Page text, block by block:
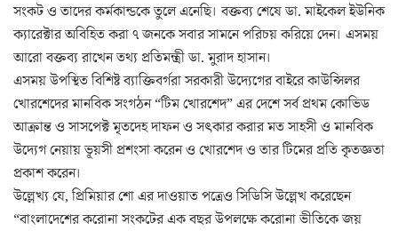
সংকট ও তাদের কর্মকান্ডকে তুলে এনেছি। বক্তব্য শেষে ডা. মাইকেল ইউনিক
ক্যারেক্টার অবিহিত করা ৭ জনকে সবার সামনে পরিচয় করিয়ে দেন। এসময়
আরো বক্তব্য রাখেন তথ্য প্রতিমন্ত্রী ডা. মুরাদ হাসান।
এসময় উপস্থিত বিশিষ্ট ব্যাক্তিবর্গরা সরকারী উদ্যেগের বাইরে কাউন্সিলর
খোরশেদের মানবিক সংগঠন “টিম খোরশেদ” এর দেশে সর্ব প্রথম কোভিড
আক্রান্ত ও সাসপেক্ট মৃতদেহ দাফন ও সৎকার করার মত সাহসী ও মানবিক
উদ্যেগ নেয়ায় ভূয়সী প্রশংসা করেন ও খোরশেদ ও তার টিমের প্রতি কৃতজ্ঞতা
প্রকাশ করেন।
উল্লেখ্য যে, প্রিমিয়ার শো এর দাওয়াত পত্রেও সিডিসি উল্লেখ করেছেন
“বাংলাদেশের করোনা সংকটের এক বছর উপলক্ষে করোনা ভীতিকে জয়